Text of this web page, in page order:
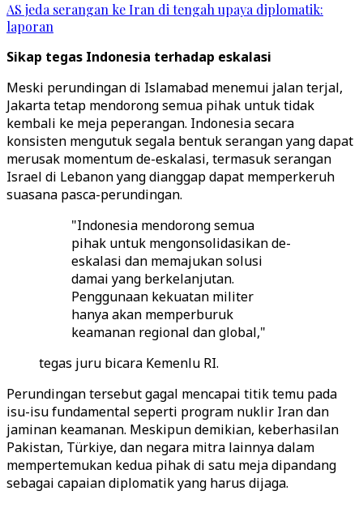
AS jeda serangan ke Iran di tengah upaya diplomatik:
laporan
Sikap tegas Indonesia terhadap eskalasi
Meski perundingan di Islamabad menemui jalan terjal,
Jakarta tetap mendorong semua pihak untuk tidak
kembali ke meja peperangan. Indonesia secara
konsisten mengutuk segala bentuk serangan yang dapat
merusak momentum de-eskalasi, termasuk serangan
Israel di Lebanon yang dianggap dapat memperkeruh
suasana pasca-perundingan.
"Indonesia mendorong semua
pihak untuk mengonsolidasikan de-
eskalasi dan memajukan solusi
damai yang berkelanjutan.
Penggunaan kekuatan militer
hanya akan memperburuk
keamanan regional dan global,"
tegas juru bicara Kemenlu RI.
Perundingan tersebut gagal mencapai titik temu pada
isu-isu fundamental seperti program nuklir Iran dan
jaminan keamanan. Meskipun demikian, keberhasilan
Pakistan, Türkiye, dan negara mitra lainnya dalam
mempertemukan kedua pihak di satu meja dipandang
sebagai capaian diplomatik yang harus dijaga.